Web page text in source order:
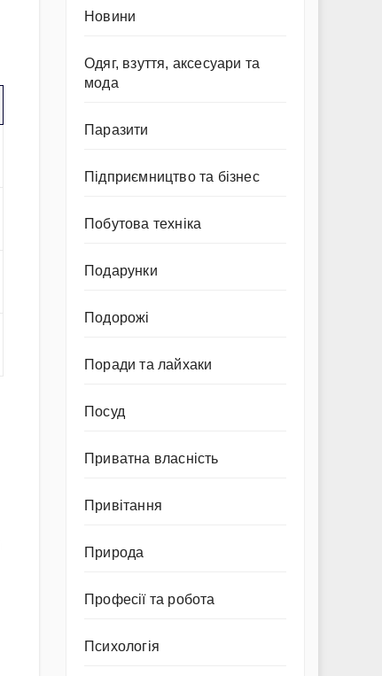
Новини
Одяг, взуття, аксесуари та
мода
Паразити
Підприємництво та бізнес
Побутова техніка
Подарунки
Подорожі
Поради та лайхаки
Посуд
Приватна власність
Привітання
Природа
Професії та робота
Психологія